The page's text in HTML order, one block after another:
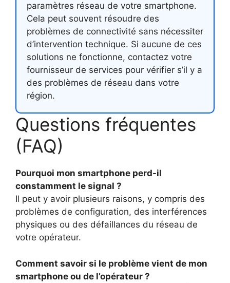
paramètres réseau de votre smartphone.
Cela peut souvent résoudre des
problèmes de connectivité sans nécessiter
d’intervention technique. Si aucune de ces
solutions ne fonctionne, contactez votre
fournisseur de services pour vérifier s’il y a
des problèmes de réseau dans votre
région.
Questions fréquentes
(FAQ)
Pourquoi mon smartphone perd-il
constamment le signal ?
Il peut y avoir plusieurs raisons, y compris des
problèmes de configuration, des interférences
physiques ou des défaillances du réseau de
votre opérateur.
Comment savoir si le problème vient de mon
smartphone ou de l’opérateur ?